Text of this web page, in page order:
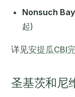
Nonsuch
起)
详见安提瓜CBI
圣基茨和尼